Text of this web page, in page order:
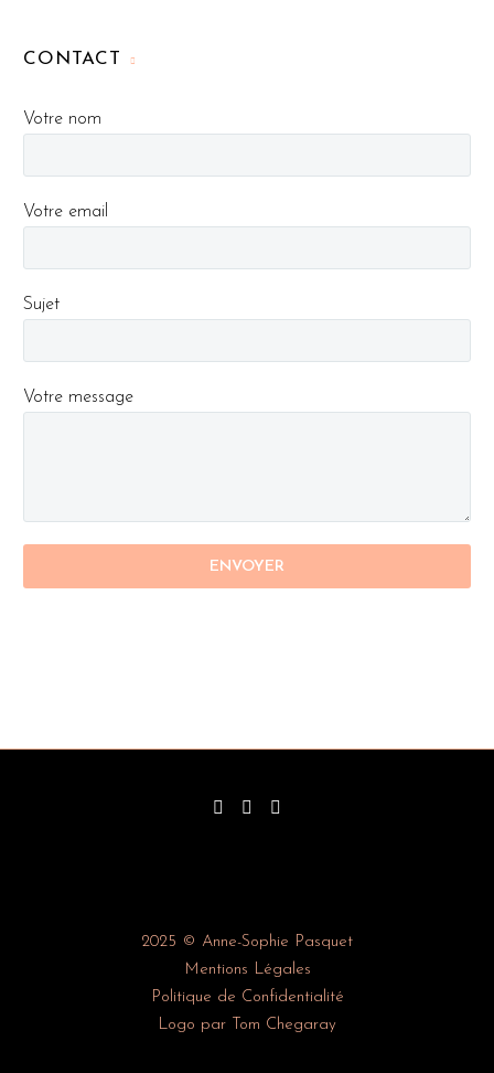
CONTACT
Votre nom
Votre email
Sujet
Votre message
2025 © Anne-Sophie Pasquet
Mentions Légales
Politique de Confidentialité
Logo par Tom Chegaray